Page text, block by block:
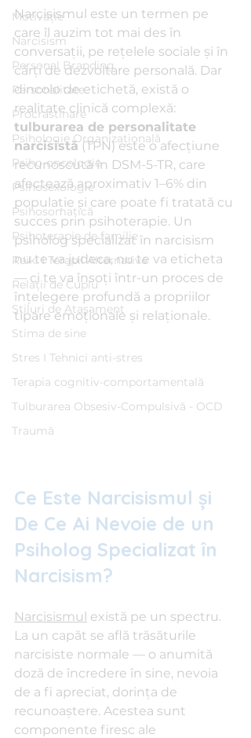
Motivație
Narcisism
Personal Branding
Personalitate
Procrastinare
Psihologie Organizațională
Psiho-oncologie
Psihosexologie
Psihosomatică
Psihoterapie de familie
Reiki I Terapii Alternative
Relații de Cuplu
Stiluri de Atașament
Stima de sine
Stres I Tehnici anti-stres
Terapia cognitiv-comportamentală
Tulburarea Obsesiv-Compulsivă - OCD
Traumă
Narcisismul este un termen pe
care îl auzim tot mai des în
conversații, pe rețelele sociale și în
cărți de dezvoltare personală. Dar
dincolo de etichetă, există o
realitate clinică complexă:
tulburarea de personalitate
narcisistă (TPN) este o afecțiune
recunoscută în DSM-5-TR, care
afectează aproximativ 1–6% din
populație și care poate fi tratată cu
succes prin psihoterapie. Un
psiholog specializat în narcisism
nu te va judeca, nu te va eticheta
— ci te va însoți într-un proces de
înțelegere profundă a propriilor
tipare emoționale și relaționale.
Ce Este Narcisismul și
De Ce Ai Nevoie de un
Psiholog Specializat în
Narcisism?
Narcisismul există pe un spectru.
La un capăt se află trăsăturile
narcisiste normale — o anumită
doză de încredere în sine, nevoia
de a fi apreciat, dorința de
recunoaștere. Acestea sunt
componente firesc ale